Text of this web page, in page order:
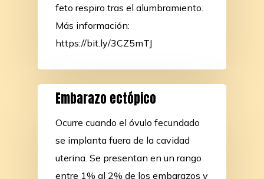
feto respiro tras el alumbramiento.
Más información:
https://bit.ly/3CZ5mTJ
Embarazo ectópico
Ocurre cuando el óvulo fecundado
se implanta fuera de la cavidad
uterina. Se presentan en un rango
entre 1% al 2% de los embarazos y